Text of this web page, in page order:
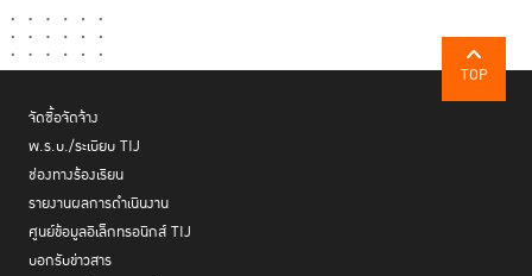
TOP
จัดซื้อจัดจ้าง
พ.ร.บ./ระเบียบ TIJ
ช่องทางร้องเรียน
รายงานผลการดำเนินงาน
ศูนย์ข้อมูลอิเล็กทรอนิกส์ TIJ
บอกรับข่าวสาร